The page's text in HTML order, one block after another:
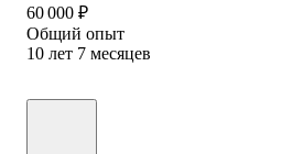
60 000 ₽
Общий опыт
10 лет 7 месяцев